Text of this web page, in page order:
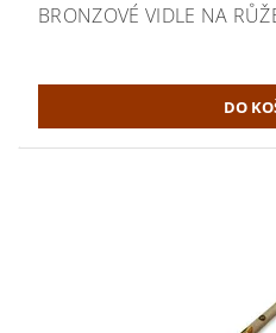
BRONZOVÉ VIDLE NA